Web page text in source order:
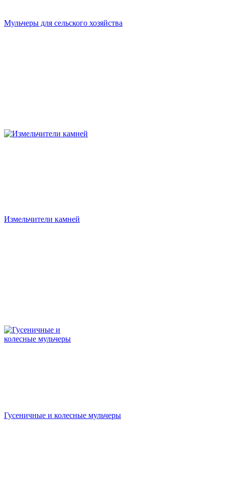
Мульчеры для сельского хозяйства
Измельчители камней
Гусеничные и колесные мульчеры